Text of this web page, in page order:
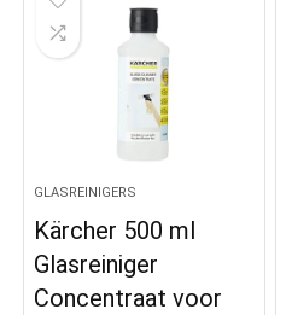
GLASREINIGERS
Kärcher 500 ml
Glasreiniger
Concentraat voor